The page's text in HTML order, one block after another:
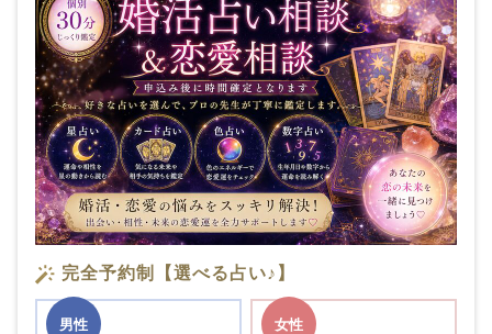
完全予約制【選べる占い♪】
男性 女性